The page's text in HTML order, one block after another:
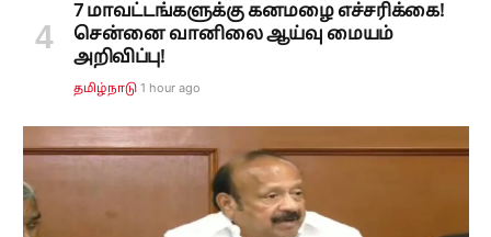
7 மாவட்டங்களுக்கு கனமழை எச்சரிக்கை!
சென்னை வானிலை ஆய்வு மையம்
அறிவிப்பு!
தமிழ்நாடு 1 hour ago